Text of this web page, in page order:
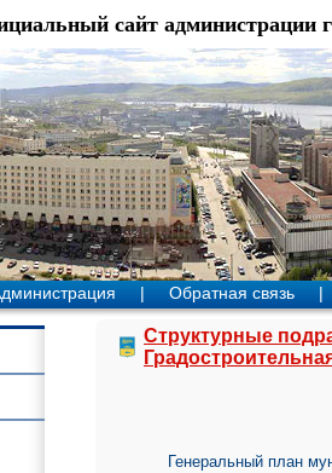
сайт администрации
| Обратная связь |
Структурные
Генеральный план